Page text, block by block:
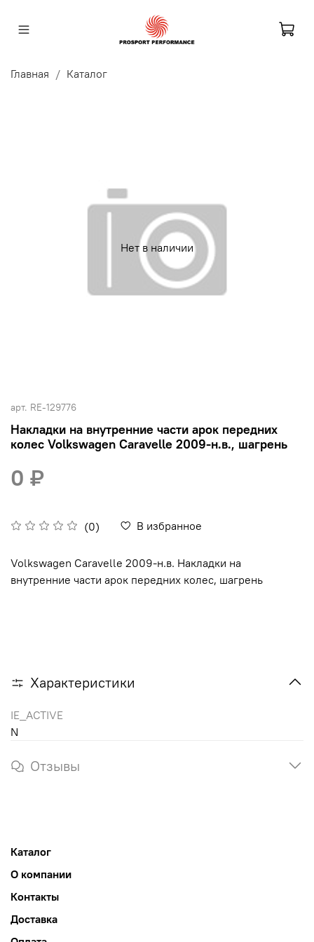
Главная Каталог
Нет в наличии
арт. RE-129776
Накладки на внутренние части арок передних
колес Volkswagen Caravelle 2009-н.в., шагрень
(0) В избранное
0 ₽
Volkswagen Caravelle 2009-н.в. Накладки на
внутренние части арок передних колес, шагрень
Характеристики
IE_ACTIVE
N
Отзывы
Каталог
О компании
Контакты
Доставка